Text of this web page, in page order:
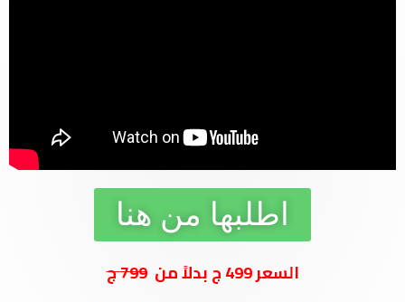
اطلبها من هنا
السعر 499 ج بدلاً من 799ج